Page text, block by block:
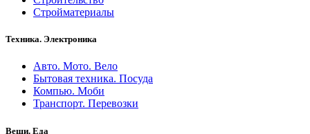
Стройматериалы
Техника. Электроника
Авто. Мото. Вело
Бытовая техника. Посуда
Компью. Моби
Транспорт. Перевозки
Вещи. Еда